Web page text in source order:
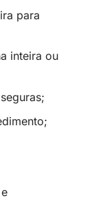
para
inteira ou